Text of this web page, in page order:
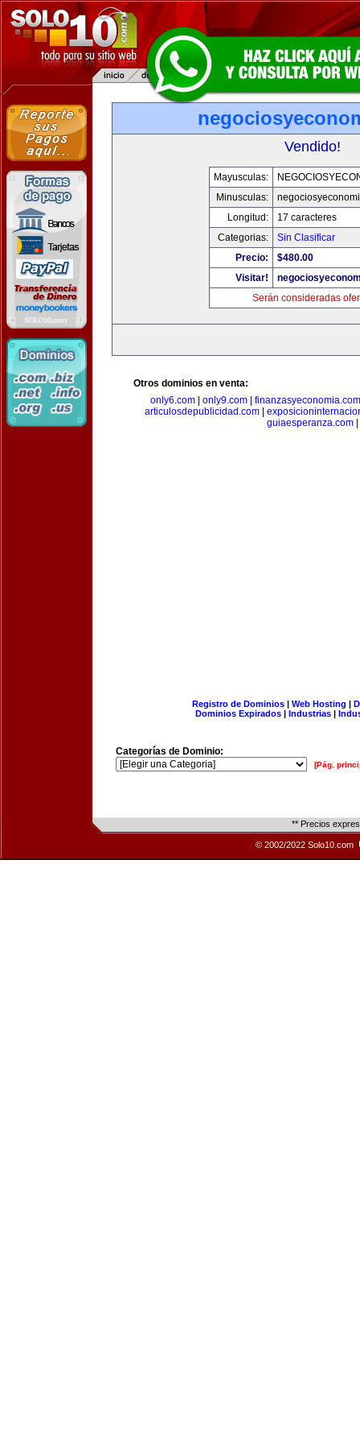
Vendido!
Mayusculas:
Minusculas:
Longitud:
17 caracteres
Categorias:
Sin Clasificar
Precio:
$480.00
Visitar!
Serán consideradas
Otros dominios en venta:
only6.com| only9.com| finanzasyeconomia.com
articulosdepublicidad.com|
guiaesperanza.com
Registro de Dominios| Web Hosting |
Dominios Expirados | Industrias |
Categorías de Dominio:
[Pág.
** Precios
© 2002/2022 Solo10.com